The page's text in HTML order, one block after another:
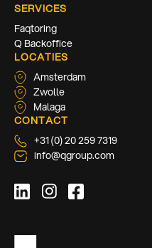
SERVICES
Faqtoring
Q Backoffice
LOCATIES
Amsterdam
Zwolle
Malaga
CONTACT
+31 (0) 20 259 7319
info@qgroup.com